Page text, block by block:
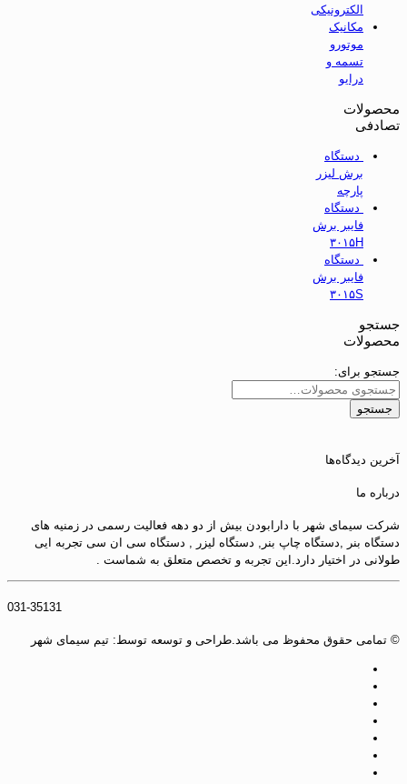
الکترونیکی
مکانیک
موتورو
تسمه و
درایو
محصولات
تصادفی
دستگاه
برش لیزر
پارچه
دستگاه
فایبر برش
۳۰۱۵H
دستگاه
فایبر برش
۳۰۱۵S
جستجو
محصولات
جستجو برای:
جستجو
آخرین دیدگاه‌ها
درباره ما
شرکت سیمای شهر با دارابودن بیش از دو دهه فعالیت رسمی در زمنیه های
دستگاه بنر ,دستگاه چاپ بنر, دستگاه لیزر , دستگاه سی ان سی تجربه ایی
طولانی در اختیار دارد.این تجربه و تخصص متعلق به شماست .
031-35131
© تمامی حقوق محفوظ می باشد.طراحی و توسعه توسط: تیم سیمای شهر